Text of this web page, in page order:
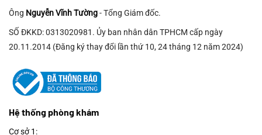
Ông Nguyễn Vĩnh Tường- Tổng Giám đốc.
SỐ ĐKKD: 0313020981. Ủy ban nhân dân TPHCM cấp ngày
20.11.2014 (Đăng ký thay đổi lần thứ 10, 24 tháng 12 năm 2024)
Hệ thống phòng khám
Cơ sở 1: